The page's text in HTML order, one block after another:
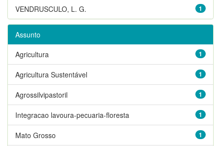
1
VENDRUSCULO, L. G.
Assunto
1
Agricultura
1
Agricultura Sustentável
1
Agrossilvipastoril
1
Integracao lavoura-pecuaria-floresta
1
Mato Grosso